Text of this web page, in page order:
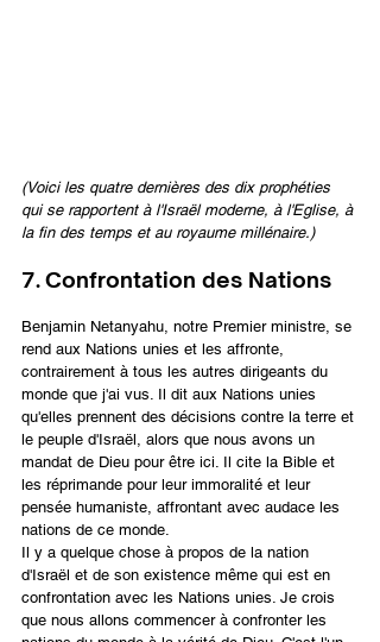
(Voici les quatre dernières des dix prophéties
qui se rapportent à l'Israël moderne, à l'Eglise, à
la fin des temps et au royaume millénaire.)
7. Confrontation des Nations
Benjamin Netanyahu, notre Premier ministre, se
rend aux Nations unies et les affronte,
contrairement à tous les autres dirigeants du
monde que j'ai vus. Il dit aux Nations unies
qu'elles prennent des décisions contre la terre et
le peuple d'Israël, alors que nous avons un
mandat de Dieu pour être ici. Il cite la Bible et
les réprimande pour leur immoralité et leur
pensée humaniste, affrontant avec audace les
nations de ce monde.
Il y a quelque chose à propos de la nation
d'Israël et de son existence même qui est en
confrontation avec les Nations unies. Je crois
que nous allons commencer à confronter les